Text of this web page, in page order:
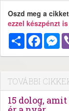
Oszd meg a
ezzel készpénzt
Megosztás
TOVÁBBI
15 dolog,